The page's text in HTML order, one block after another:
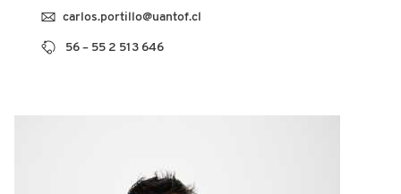
carlos.portillo@uantof.cl
56 – 55 2 513 646